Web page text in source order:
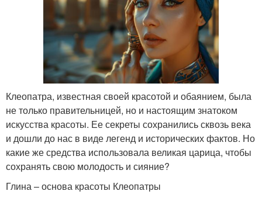
Клеопатра, известная своей красотой и обаянием, была
не только правительницей, но и настоящим знатоком
искусства красоты. Ее секреты сохранились сквозь века
и дошли до нас в виде легенд и исторических фактов. Но
какие же средства использовала великая царица, чтобы
сохранять свою молодость и сияние?
Глина – основа красоты Клеопатры